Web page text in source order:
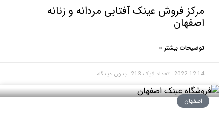
فروش عینک آفتابی مردانه و زنانه
بیشتر »
2022- بدون دیدگاه